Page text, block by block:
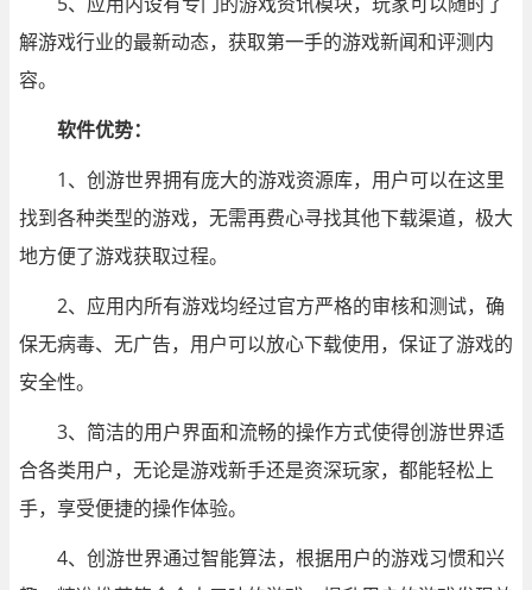
解游戏行业的最新动态，获取第一手的游戏新闻和评测内
容。
软件优势：
1、创游世界拥有庞大的游戏资源库，用户可以在这里
找到各种类型的游戏，无需再费心寻找其他下载渠道，极大
地方便了游戏获取过程。
2、应用内所有游戏均经过官方严格的审核和测试，确
保无病毒、无广告，用户可以放心下载使用，保证了游戏的
安全性。
3、简洁的用户界面和流畅的操作方式使得创游世界适
合各类用户，无论是游戏新手还是资深玩家，都能轻松上
手，享受便捷的操作体验。
4、创游世界通过智能算法，根据用户的游戏习惯和兴